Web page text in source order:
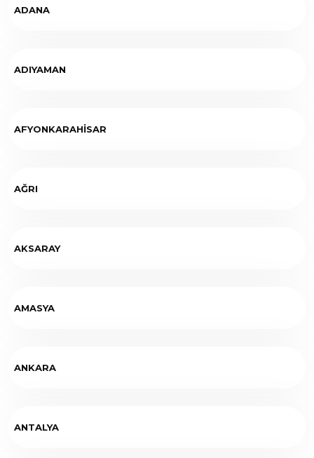
ADANA
ADIYAMAN
AFYONKARAHİSAR
AĞRI
AKSARAY
AMASYA
ANKARA
ANTALYA